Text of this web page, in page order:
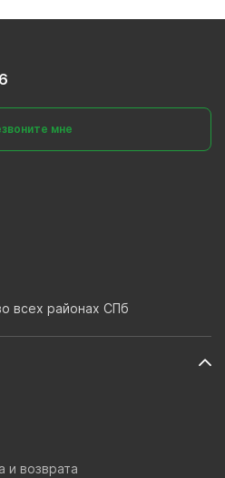
и возврата
мне
всех районах СПб